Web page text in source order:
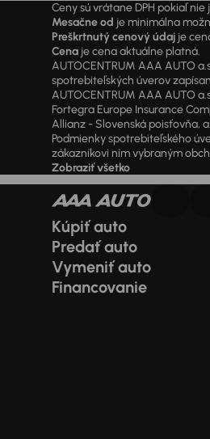
Ceny sú vrátane DPH pokiaľ nie
Mesačne od je minimálna
Preškrtnutý cenový údaj je
Cena je cena aktuálne platná.
AUTOCENTRUM AAA AUTO
spotrebiteľských úverov
AUTOCENTRUM AAA AUTO
Fortegra Europe Insurance
Allianz - Slovenská poisťovňa,
Podmienky spotrebiteľského
zákazníkovi ním vybraným
Zobraziť všetko
Kúpiť auto
Predať auto
Vymeniť auto
Financovanie